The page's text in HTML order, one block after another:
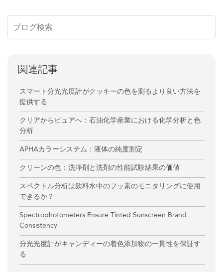
関連記事
スマート分光光度計がクッキーの色を測るより良い方法を
提供する
クリアからピュアへ：石油化学産業における化学分析と色
分析
APHAカラーシステム：液体の純度測定
クリーンの色：洗浄剤と洗剤の性能試験結果の価値
スペクトル分析は飲料水中のフッ素のモニタリングに使用
できるか？
Spectrophotometers Ensure Tinted Sunscreen Brand
Consistency
分光光度計がキャンディーの着色添加物の一貫性を保証す
る